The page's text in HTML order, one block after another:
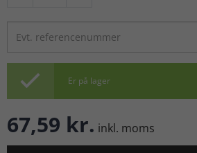
 Er på lager
67,59 kr. inkl. moms